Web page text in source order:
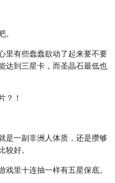
里有些蠢蠢欲动了起来要不要
达到三星卡，而圣晶石最低也
？！
是一副非洲人体质，还是攒够
较好。
里十连抽一样有五星保底。